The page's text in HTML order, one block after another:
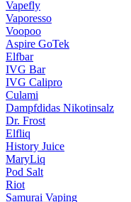
Vapefly
Vaporesso
Voopoo
Aspire GoTek
Elfbar
IVG Bar
IVG Calipro
Culami
Dampfdidas Nikotinsalz
Dr. Frost
Elfliq
History Juice
MaryLiq
Pod Salt
Riot
Samurai Vaping